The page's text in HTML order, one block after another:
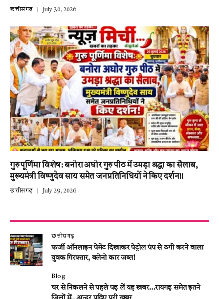
छत्तीसगढ़ July 30, 2026
गुरु पूर्णिमा विशेष: बनोरा अघोर गुरु पीठ में उमड़ा श्रद्धा का सैलाब,
मुख्यमंत्री विष्णुदेव साय समेत जनप्रतिनिधियों ने किए दर्शन!!
छत्तीसगढ़ July 29, 2026
छत्तीसगढ़
फर्जी ऑनलाइन पेमेंट दिखाकर पेट्रोल पंप से ठगी करने वाला
युवक गिरफ्तार, बलेनो कार जब्त!
Blog
घर से निकलने से पहले पढ़ लें यह खबर…रायगढ़ समेत इतने